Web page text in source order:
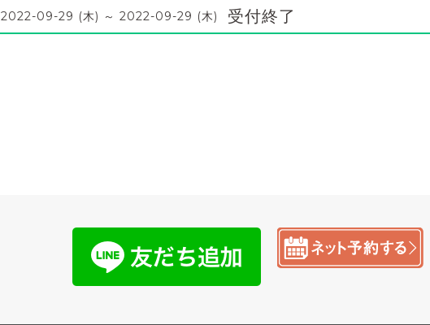
2022-09-29 (木) ～ 2022-09-29 (木) 受付終了